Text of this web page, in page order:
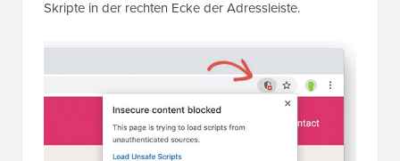
Skripte in der rechten Ecke der Adressleiste.